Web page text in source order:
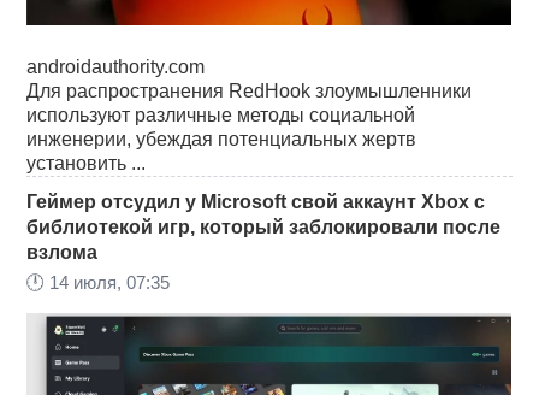
androidauthority.com
Для распространения RedHook злоумышленники
используют различные методы социальной
инженерии, убеждая потенциальных жертв
установить ...
Геймер отсудил у Microsoft свой аккаунт Xbox с
библиотекой игр, который заблокировали после
взлома
🕛 14 июля, 07:35